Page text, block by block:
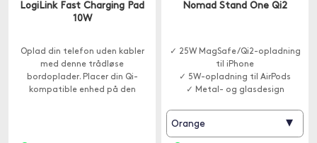
LogiLink Fast Charging Pad
10W
Oplad din telefon uden kabler
med denne trådløse
bordoplader. Placer din Qi-
kompatible enhed på den
Nomad Stand One Qi2
✓ 25W MagSafe/Qi2-opladning
til iPhone
✓ 5W-opladning til AirPods
✓ Metal- og glasdesign
Orange ▾